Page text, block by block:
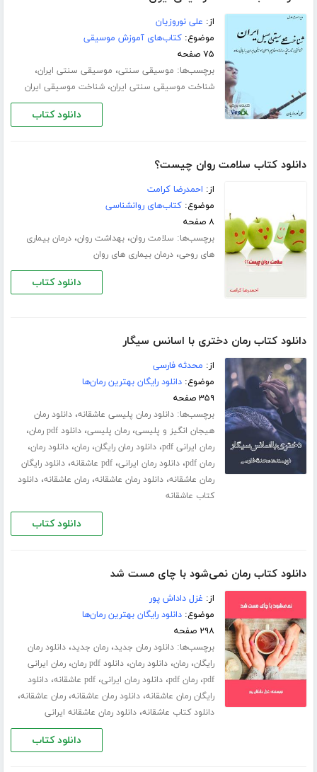
از: علی نوروزیان
موضوع:کتاب‌های آموزش موسیقی
۷۵ صفحه
برچسب‌ها: موسیقی سنتی، موسیقی سنتی ایران،
شناخت موسیقی سنتی ایران،شناخت موسیقی ایران
دانلود کتاب
دانلود کتاب سلامت روان چیست؟
از: احمدرضا کرامت
موضوع:کتاب‌های روانشناسی
۸ صفحه
برچسب‌ها: سلامت روان،بهداشت روان،درمان بیماری
های روحی،درمان بیماری های روان
دانلود کتاب
دانلود کتاب رمان دختری با اسانس سیگار
از: محدثه فارسی
موضوع:دانلود رایگان بهترین رمان‌ها
۳۵۹ صفحه
برچسب‌ها:دانلود رمان پلیسی عاشقانه،دانلود رمان
هیجان انگیز و پلیسی،رمان پلیسی،دانلود pdf رمان ،
رمان ایرانی pdf ،دانلود رمان رایگان،رمان،دانلود رمان،
رمان pdf ،دانلود رمان ایرانی،pdf عاشقانه ،دانلود رایگان
رمان عاشقانه،دانلود رمان عاشقانه،رمان عاشقانه،دانلود
کتاب عاشقانه
دانلود کتاب
دانلود کتاب رمان نمی‌شود با چای مست شد
از: غزل داداش پور
موضوع:دانلود رایگان بهترین رمان‌ها
۲۹۸ صفحه
برچسب‌ها:دانلود رمان جدید،رمان جدید،دانلود رمان
رایگان،رمان،دانلود رمان،دانلود pdf رمان ،رمان ایرانی
pdf،رمان pdf ،دانلود رمان ایرانی،pdf عاشقانه ،دانلود
رایگان رمان عاشقانه،دانلود رمان عاشقانه،رمان عاشقانه،
دانلود کتاب عاشقانه،دانلود رمان عاشقانه ایرانی
دانلود کتاب